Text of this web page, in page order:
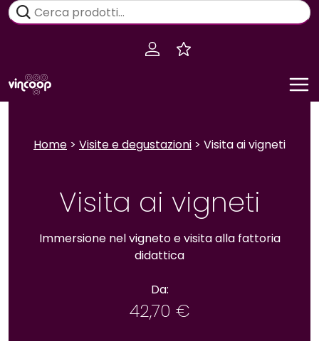
Salta
Cerca:
Home > Visite e degustazioni > Visita ai vigneti
Visita ai vigneti
Immersione nel vigneto e visita alla fattoria
didattica
Da:
42,70 €